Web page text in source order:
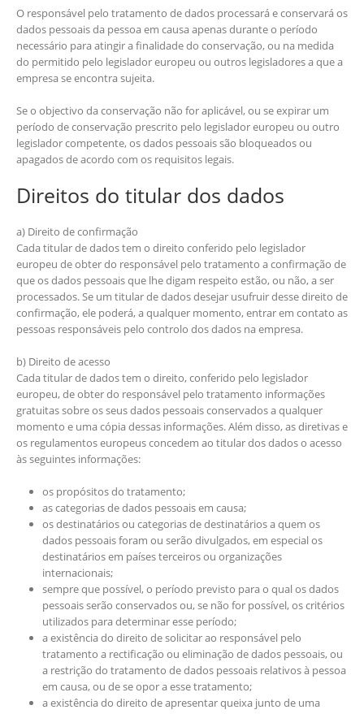
O responsável pelo tratamento de dados processará e conservará os
dados pessoais da pessoa em causa apenas durante o período
necessário para atingir a finalidade do conservação, ou na medida
do permitido pelo legislador europeu ou outros legisladores a que a
empresa se encontra sujeita.
Se o objectivo da conservação não for aplicável, ou se expirar um
período de conservação prescrito pelo legislador europeu ou outro
legislador competente, os dados pessoais são bloqueados ou
apagados de acordo com os requisitos legais.
Direitos do titular dos dados
a) Direito de confirmação
Cada titular de dados tem o direito conferido pelo legislador
europeu de obter do responsável pelo tratamento a confirmação de
que os dados pessoais que lhe digam respeito estão, ou não, a ser
processados. Se um titular de dados desejar usufruir desse direito de
confirmação, ele poderá, a qualquer momento, entrar em contato as
pessoas responsáveis pelo controlo dos dados na empresa.
b) Direito de acesso
Cada titular de dados tem o direito, conferido pelo legislador
europeu, de obter do responsável pelo tratamento informações
gratuitas sobre os seus dados pessoais conservados a qualquer
momento e uma cópia dessas informações. Além disso, as diretivas e
os regulamentos europeus concedem ao titular dos dados o acesso
às seguintes informações:
os propósitos do tratamento;
as categorias de dados pessoais em causa;
os destinatários ou categorias de destinatários a quem os
dados pessoais foram ou serão divulgados, em especial os
destinatários em países terceiros ou organizações
internacionais;
sempre que possível, o período previsto para o qual os dados
pessoais serão conservados ou, se não for possível, os critérios
utilizados para determinar esse período;
a existência do direito de solicitar ao responsável pelo
tratamento a rectificação ou eliminação de dados pessoais, ou
a restrição do tratamento de dados pessoais relativos à pessoa
em causa, ou de se opor a esse tratamento;
a existência do direito de apresentar queixa junto de uma